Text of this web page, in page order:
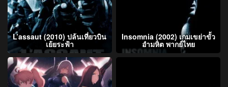
L’assaut (2010) ปล้นเที่ยวบิน
เย้ยระฟ้า
Insomnia (2002) เกมเขย่าขั้ว
อำมหิต พากย์ไทย